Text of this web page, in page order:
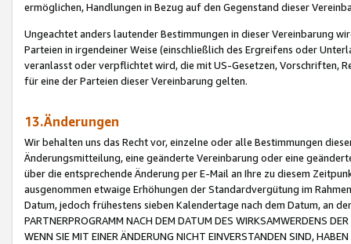
ermöglichen, Handlungen in Bezug auf den Gegenstand dieser
Ungeachtet anders lautender Bestimmungen in dieser Vereinbarung
Parteien in irgendeiner Weise (einschließlich des Ergreifens oder
veranlasst oder verpflichtet wird, die mit US-Gesetzen, Vorschriften,
für eine der Parteien dieser Vereinbarung gelten.
13.Änderungen
Wir behalten uns das Recht vor, einzelne oder alle Bestimmungen
Änderungsmitteilung, eine geänderte Vereinbarung oder eine
über die entsprechende Änderung per E-Mail an Ihre zu diesem
ausgenommen etwaige Erhöhungen der Standardvergütung im
Datum, jedoch frühestens sieben Kalendertage nach dem Datum, an
PARTNERPROGRAMM NACH DEM DATUM DES WIRKSAMWERDENS
WENN SIE MIT EINER ÄNDERUNG NICHT EINVERSTANDEN SIND,